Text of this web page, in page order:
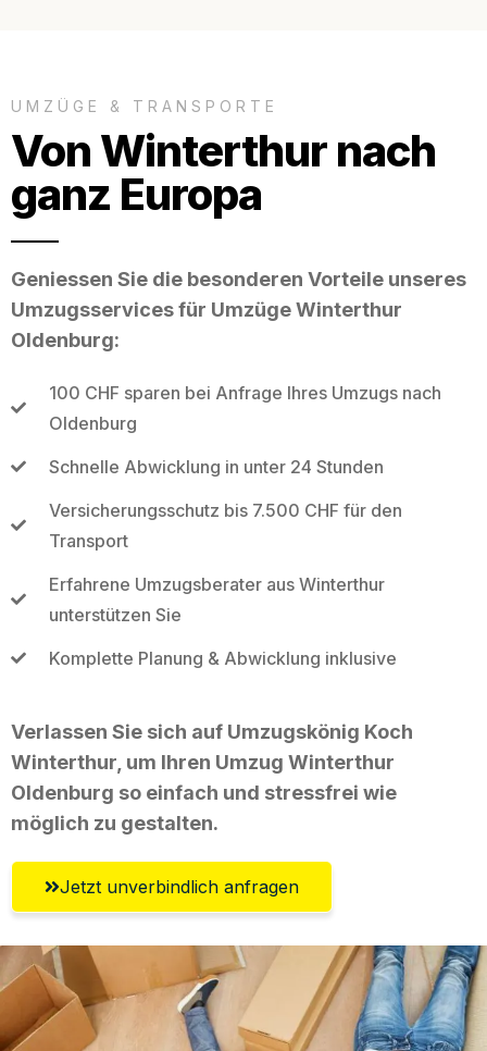
UMZÜGE & TRANSPORTE
Von Winterthur nach
ganz Europa
Geniessen Sie die besonderen Vorteile unseres
Umzugsservices für Umzüge Winterthur
Oldenburg:
100 CHF sparen bei Anfrage Ihres Umzugs nach
Oldenburg
Schnelle Abwicklung in unter 24 Stunden
Versicherungsschutz bis 7.500 CHF für den
Transport
Erfahrene Umzugsberater aus Winterthur
unterstützen Sie
Komplette Planung & Abwicklung inklusive
Verlassen Sie sich auf Umzugskönig Koch
Winterthur, um Ihren Umzug Winterthur
Oldenburg so einfach und stressfrei wie
möglich zu gestalten.
Jetzt unverbindlich anfragen